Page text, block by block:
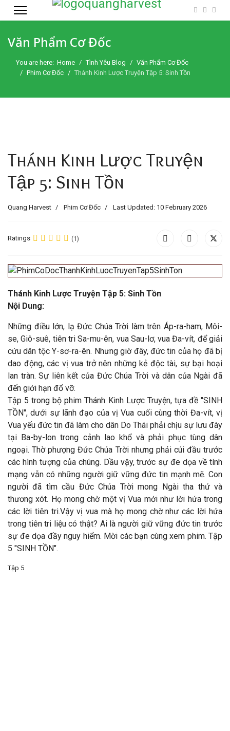
Văn Phẩm Cơ Đốc
You are here: Home Tình Yêu Blog
Văn Phẩm Cơ Đốc
Phim Cơ Đốc
Thánh Kinh Lược Truyện Tập 5: Sinh Tồn
Thánh Kinh Lược Truyện
Tập 5: Sinh Tồn
Quang Harvest Phim Cơ Đốc Last Updated: 10 February 2026
Ratings (1)
Thánh Kinh Lược Truyện Tập 5: Sinh Tồn
Nội Dung:
Những điều lớn, lạ Đức Chúa Trời làm trên Áp-ra-ham, Môi-
se, Giô-suê, tiên tri Sa-mu-ên, vua Sau-lơ, vua Đa-vít, để giải
cứu dân tộc Y-sơ-ra-ên. Nhưng giờ đây, đức tin của họ đã bị
dao động, các vị vua trở nên những kẻ độc tài, sự bại hoại
lan tràn. Sự liên kết của Đức Chúa Trời và dân của Ngài đã
đến giới hạn đổ vỡ.
Tập 5 trong bộ phim Thánh Kinh Lược Truyện, tựa đề "SINH
TỒN", dưới sự lãnh đạo của vị Vua cuối cùng thời Đa-vít, vị
Vua yếu đức tin đã làm cho dân Do Thái phải chịu sự lưu đày
tại Ba-by-lon trong cảnh lao khổ và phải phục tùng dân
ngoại. Thờ phượng Đức Chúa Trời nhưng phải cúi đầu trước
các hình tượng của chúng. Dầu vậy, trước sự đe dọa về tính
mạng vẫn có những người giữ vững đức tin mạnh mẽ. Con
người đã tìm cầu Đức Chúa Trời mong Ngài tha thứ và
thương xót. Họ mong chờ một vị Vua mới như lời hứa trong
các lời tiên tri.Vậy vị vua mà họ mong chờ như các lời hứa
trong tiên tri liệu có thật? Ai là người giữ vững đức tin trước
sự đe dọa đầy nguy hiểm. Mời các bạn cùng xem phim. Tập
5 "SINH TỒN".
Tập 5